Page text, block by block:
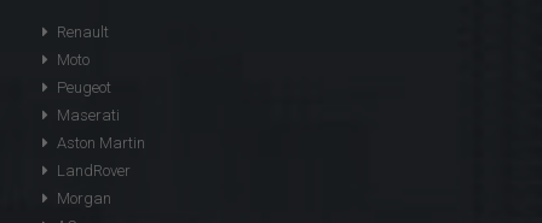
Renault
Moto
Peugeot
Maserati
Aston Martin
LandRover
Morgan